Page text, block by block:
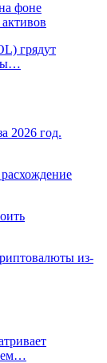
фоне
грядут
2026 год.
из-